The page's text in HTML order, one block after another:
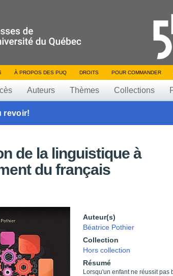
À PROPOS DES PUQ DROITS POUR COMMANDER
Auteurs Thèmes Collections
revoir!
de la linguistique à
du français
Auteur(s)
Béatrice Pothier
Collection
Hors collection
Résumé
Lorsqu'un enfant ne réussit